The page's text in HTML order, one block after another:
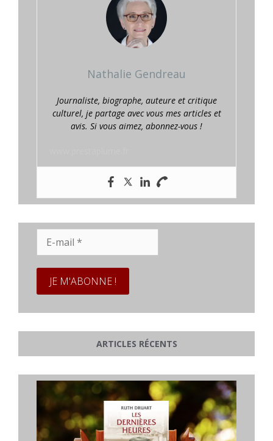
Nathalie Gendreau
Journaliste, biographe, auteure et critique
culturel, je partage avec vous mes articles et
avis. Si vous aimez, abonnez-vous !
mail
ARTICLES RÉCENTS